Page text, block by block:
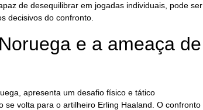
de desequilibrar em jogadas individuais, pode ser
decisivos do confronto.
e a ameaça de
apresenta um desafio físico e tático
se volta para o artilheiro Erling Haaland. O confronto